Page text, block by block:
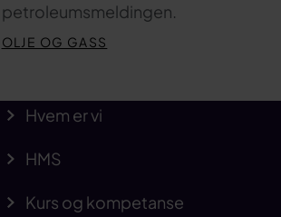
petroleumsmeldingen.
OLJE OG GASS
Hvem er vi
HMS
Kurs og kompetanse